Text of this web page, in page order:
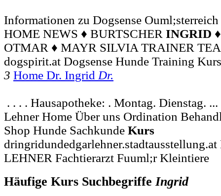
Informationen zu Dogsense
HOME NEWS ♦ BURTSCHER INGRID
OTMAR ♦ MAYR SILVIA TRAINER
dogspirit.at Dogsense Hunde Training Kurs
3 Home Dr. Ingrid Dr.
. . . . Hausapotheke: . Montag. Dienstag.
Lehner Home Über uns Ordination
Shop Hunde Sachkunde Kurs
LEHNER Fachtierarzt Fuuml;r Kleintiere
Häufige Kurs SuchbegriffeIngrid